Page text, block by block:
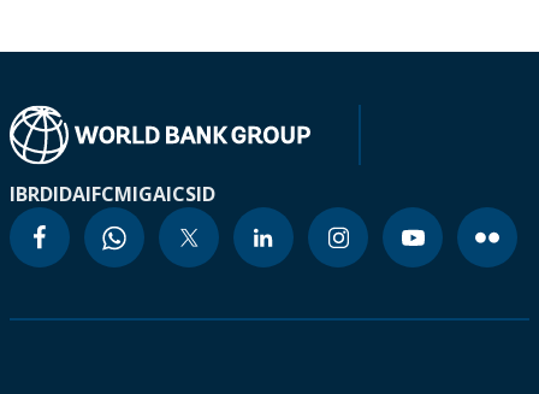
IBRDIDAIFCMIGAICSID